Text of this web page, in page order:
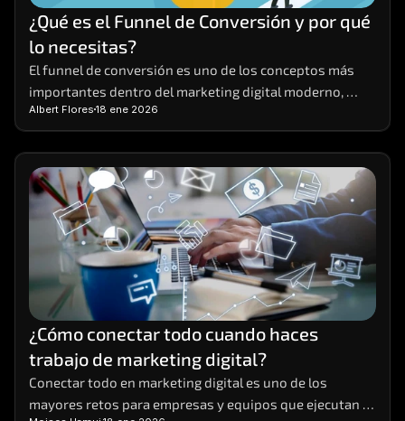
¿Qué es el Funnel de Conversión y por qué
lo necesitas?
El funnel de conversión es uno de los conceptos más
importantes dentro del marketing digital moderno,
aunque también uno de los menos comprendidos.
Muchas empresas generan tráfico
Albert Flores 18 ene 2026
¿Cómo conectar todo cuando haces
trabajo de marketing digital?
Conectar todo en marketing digital es uno de los
mayores retos para empresas y equipos que ejecutan